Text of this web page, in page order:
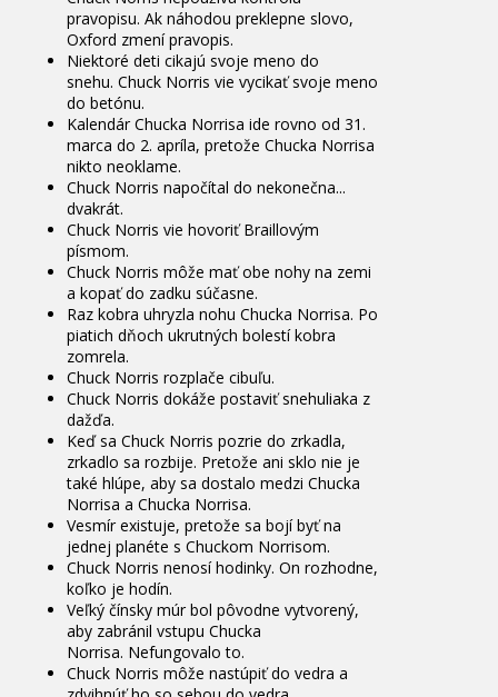
pravopisu. Ak náhodou preklepne slovo,
Oxford zmení pravopis.
Niektoré deti cikajú svoje meno do
snehu. Chuck Norris vie vycikať svoje meno
do betónu.
Kalendár Chucka Norrisa ide rovno od 31.
marca do 2. apríla, pretože Chucka Norrisa
nikto neoklame.
Chuck Norris napočítal do nekonečna...
dvakrát.
Chuck Norris vie hovoriť Braillovým
písmom.
Chuck Norris môže mať obe nohy na zemi
a kopať do zadku súčasne.
Raz kobra uhryzla nohu Chucka Norrisa. Po
piatich dňoch ukrutných bolestí kobra
zomrela.
Chuck Norris rozplače cibuľu.
Chuck Norris dokáže postaviť snehuliaka z
dažďa.
Keď sa Chuck Norris pozrie do zrkadla,
zrkadlo sa rozbije. Pretože ani sklo nie je
také hlúpe, aby sa dostalo medzi Chucka
Norrisa a Chucka Norrisa.
Vesmír existuje, pretože sa bojí byť na
jednej planéte s Chuckom Norrisom.
Chuck Norris nenosí hodinky. On rozhodne,
koľko je hodín.
Veľký čínsky múr bol pôvodne vytvorený,
aby zabránil vstupu Chucka
Norrisa. Nefungovalo to.
Chuck Norris môže nastúpiť do vedra a